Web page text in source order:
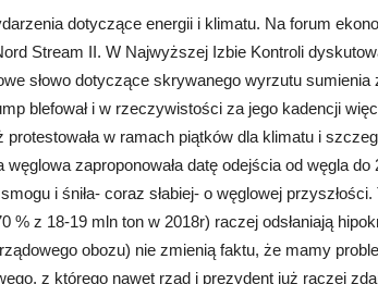
dotyczące energii i klimatu. Na forum
Stream II. W Najwyższej Izbie Kontroli
słowo dotyczące skrywanego wyrzutu sumienia
blefował i w rzeczywistości za jego kadencji
w ramach piątków dla klimatu i
zaproponowała datę odejścia od węgla do
i śniła- coraz słabiej- o węglowej
z 18-19 mln ton w 2018r) raczej odsłaniają
obozu) nie zmienią faktu, że mamy
z którego nawet rząd i prezydent już raczej